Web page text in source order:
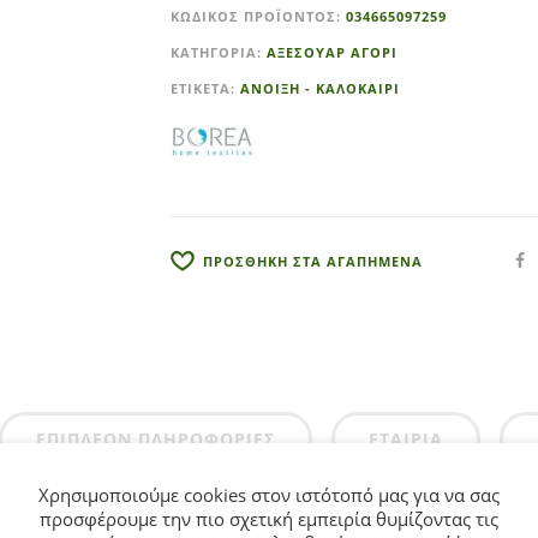
ΚΩΔΙΚΌΣ ΠΡΟΪΌΝΤΟΣ: 034665097259
ΚΑΤΗΓΟΡΊΑ: ΑΞΕΣΟΥΑΡ ΑΓΟΡΙ
ΕΤΙΚΈΤΑ: ΑΝΟΙΞΗ - ΚΑΛΟΚΑΙΡΙ
ΠΡΟΣΘΗΚΗ ΣΤΑ ΑΓΑΠΗΜΕΝΑ
ΕΠΙΠΛΈΟΝ ΠΛΗΡΟΦΟΡΊΕΣ ΕΤΑΙΡΊΑ
Χρησιμοποιούμε cookies στον ιστότοπό μας για να σας
προσφέρουμε την πιο σχετική εμπειρία θυμίζοντας τις